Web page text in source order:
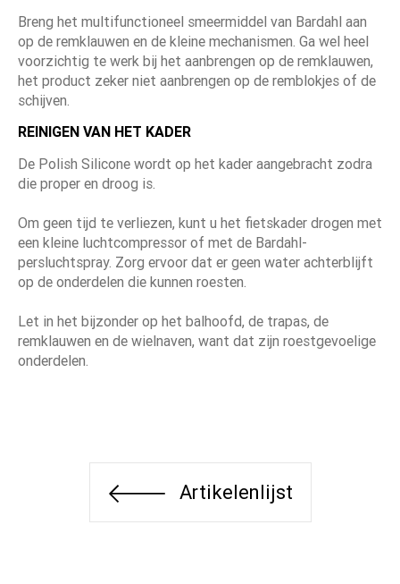
Breng het multifunctioneel smeermiddel van Bardahl aan
op de remklauwen en de kleine mechanismen. Ga wel heel
voorzichtig te werk bij het aanbrengen op de remklauwen,
het product zeker niet aanbrengen op de remblokjes of de
schijven.
REINIGEN VAN HET KADER
De Polish Silicone wordt op het kader aangebracht zodra
die proper en droog is.
Om geen tijd te verliezen, kunt u het fietskader drogen met
een kleine luchtcompressor of met de Bardahl-
persluchtspray. Zorg ervoor dat er geen water achterblijft
op de onderdelen die kunnen roesten.
Let in het bijzonder op het balhoofd, de trapas, de
remklauwen en de wielnaven, want dat zijn roestgevoelige
onderdelen.
Artikelenlijst